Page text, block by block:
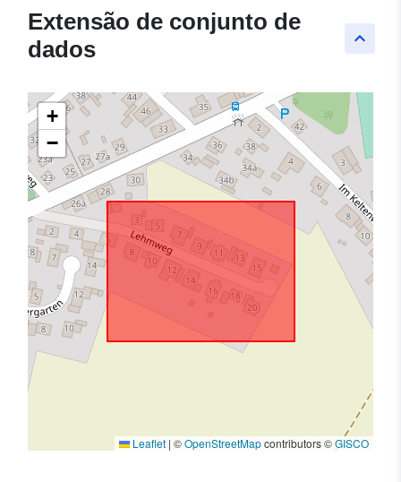
keyboard_arrow_up
Extensão de conjunto de
dados
+
−
Leaflet | ©OpenStreetMapcontributors ©GISCO